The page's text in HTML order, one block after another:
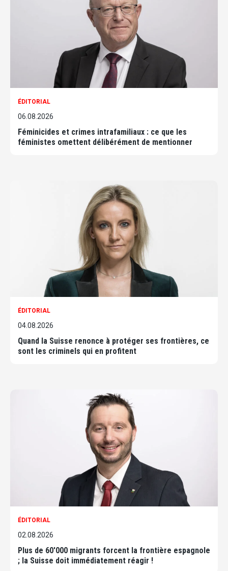
ÉDITORIAL
06.08.2026
Féminicides et crimes intrafamiliaux : ce que les
féministes omettent délibérément de mentionner
ÉDITORIAL
04.08.2026
Quand la Suisse renonce à protéger ses frontières, ce
sont les criminels qui en profitent
ÉDITORIAL
02.08.2026
Plus de 60'000 migrants forcent la frontière espagnole
; la Suisse doit immédiatement réagir !